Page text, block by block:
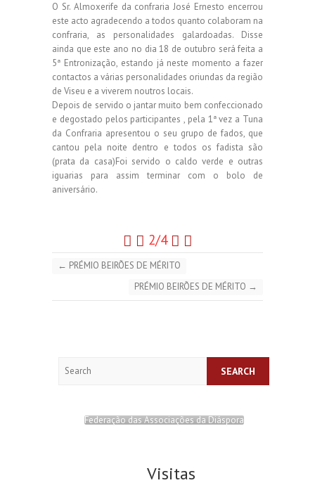
O Sr. Almoxerife da confraria José Ernesto encerrou
este acto agradecendo a todos quanto colaboram na
confraria, as personalidades galardoadas. Disse
ainda que este ano no dia 18 de outubro será feita a
5ª Entronização, estando já neste momento a fazer
contactos a várias personalidades oriundas da região
de Viseu e a viverem noutros locais.
Depois de servido o jantar muito bem confeccionado
e degostado pelos participantes , pela 1ª vez a Tuna
da Confraria apresentou o seu grupo de fados, que
cantou pela noite dentro e todos os fadista são
(prata da casa)Foi servido o caldo verde e outras
iguarias para assim terminar com o bolo de
aniversário.
2/4
← PRÉMIO BEIRÕES DE MÉRITO
PRÉMIO BEIRÕES DE MÉRITO →
Federação das Associações da Diáspora
Visitas